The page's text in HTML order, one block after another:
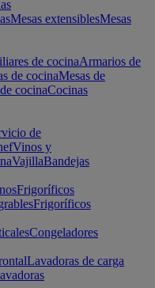
Mesas extensiblesMesas
de cocinaArmarios de
de cocinaMesas de
cocinaCocinas
de
Vinos y
VajillaBandejas
Frigoríficos
Frigoríficos
Congeladores
Lavadoras de carga